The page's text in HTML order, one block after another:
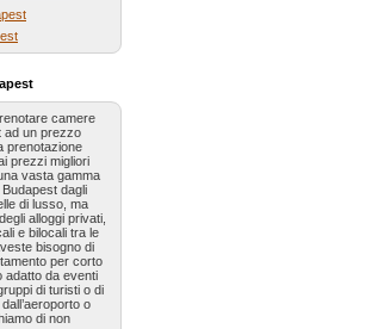
camere
ad un prezzo
prenotazione
prezzi migliori
vasta gamma
dagli
di lusso, ma
alloggi privati,
e bilocali tra le
bisogno di
per corto
adatto da eventi
di turisti o di
o
di non